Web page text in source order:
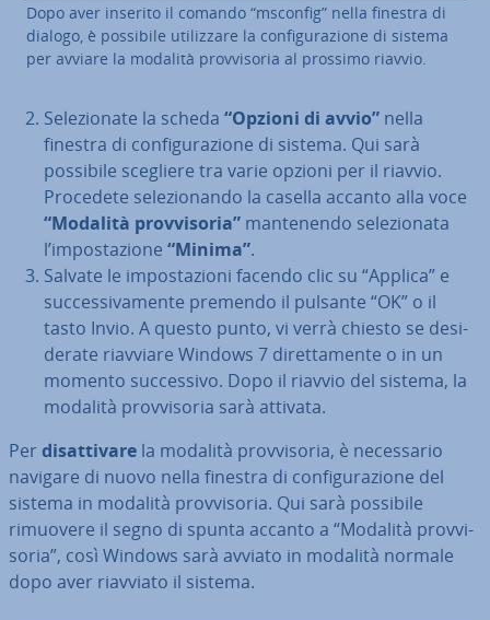
Dopo aver inserito il comando “msconfig” nella finestra di
dialogo, è possibile uti­liz­za­re la con­fi­gu­ra­zio­ne di sistema
per avviare la modalità prov­vi­so­ria al prossimo riavvio.
Se­le­zio­na­te la scheda “Opzioni di avvio” nella
finestra di con­fi­gu­ra­zio­ne di sistema. Qui sarà
possibile scegliere tra varie opzioni per il riavvio.
Procedete se­le­zio­nan­do la casella accanto alla voce
“Modalità prov­vi­so­ria” man­te­nen­do se­le­zio­na­ta
l’im­po­sta­zio­ne “Minima”.
Salvate le im­po­sta­zio­ni facendo clic su “Applica” e
suc­ces­si­va­men­te premendo il pulsante “OK” o il
tasto Invio. A questo punto, vi verrà chiesto se de­si­
de­ra­te riavviare Windows 7 di­ret­ta­men­te o in un
momento suc­ces­si­vo. Dopo il riavvio del sistema, la
modalità prov­vi­so­ria sarà attivata.
Per di­sat­ti­va­re la modalità prov­vi­so­ria, è ne­ces­sa­rio
navigare di nuovo nella finestra di con­fi­gu­ra­zio­ne del
sistema in modalità prov­vi­so­ria. Qui sarà possibile
rimuovere il segno di spunta accanto a “Modalità prov­vi­
so­ria”, così Windows sarà avviato in modalità normale
dopo aver riavviato il sistema.